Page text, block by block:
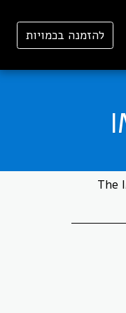
להזמנה בכמויות
The